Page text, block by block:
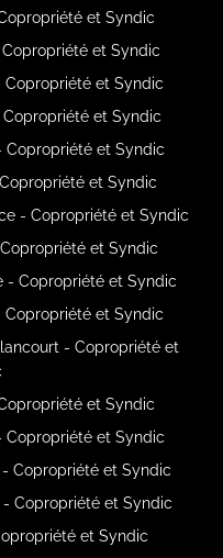
et Syndic
et Syndic
Copropriété et Syndic
et Syndic
Copropriété et Syndic
et Syndic
- Copropriété et Syndic
et Syndic
- Copropriété et Syndic
Copropriété et Syndic
- Copropriété et
et Syndic
Copropriété et Syndic
Copropriété et Syndic
Copropriété et Syndic
et Syndic